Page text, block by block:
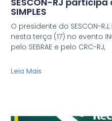
SIMPLES
O presidente do SESCON-
nesta terça (17) no evento
pelo SEBRAE e pelo CRC-RJ,
Leia Mais